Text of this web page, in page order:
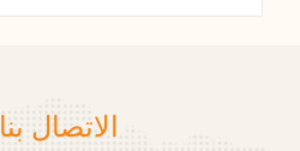
الاتصال بنا